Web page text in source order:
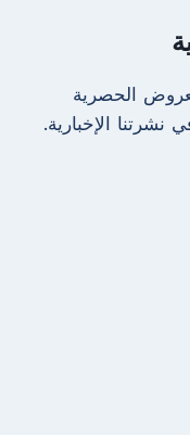
الحصرية
نشرتنا الإخبارية.